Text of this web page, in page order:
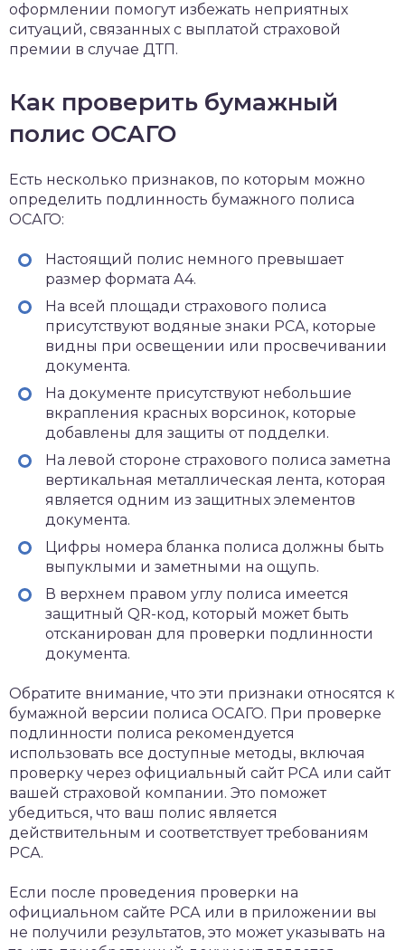
оформлении помогут избежать неприятных
ситуаций, связанных с выплатой страховой
премии в случае ДТП.
Как проверить бумажный
полис ОСАГО
Есть несколько признаков, по которым можно
определить подлинность бумажного полиса
ОСАГО:
Настоящий полис немного превышает
размер формата А4.
На всей площади страхового полиса
присутствуют водяные знаки РСА, которые
видны при освещении или просвечивании
документа.
На документе присутствуют небольшие
вкрапления красных ворсинок, которые
добавлены для защиты от подделки.
На левой стороне страхового полиса заметна
вертикальная металлическая лента, которая
является одним из защитных элементов
документа.
Цифры номера бланка полиса должны быть
выпуклыми и заметными на ощупь.
В верхнем правом углу полиса имеется
защитный QR-код, который может быть
отсканирован для проверки подлинности
документа.
Обратите внимание, что эти признаки относятся к
бумажной версии полиса ОСАГО. При проверке
подлинности полиса рекомендуется
использовать все доступные методы, включая
проверку через официальный сайт РСА или сайт
вашей страховой компании. Это поможет
убедиться, что ваш полис является
действительным и соответствует требованиям
РСА.
Если после проведения проверки на
официальном сайте РСА или в приложении вы
не получили результатов, это может указывать на